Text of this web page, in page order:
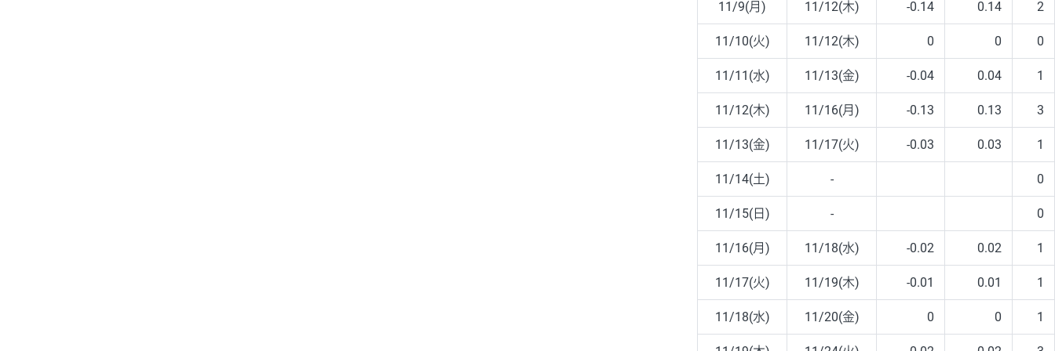
11/9(月) 11/12(木) -0.14 0.14 2
11/10(火) 11/12(木) 0 0 0
11/11(水) 11/13(金) -0.04 0.04 1
11/12(木) 11/16(月) -0.13 0.13 3
11/13(金) 11/17(火) -0.03 0.03 1
11/14(土) - 0
11/15(日) - 0
11/16(月) 11/18(水) -0.02 0.02 1
11/17(火) 11/19(木) -0.01 0.01 1
11/18(水) 11/20(金) 0 0 1